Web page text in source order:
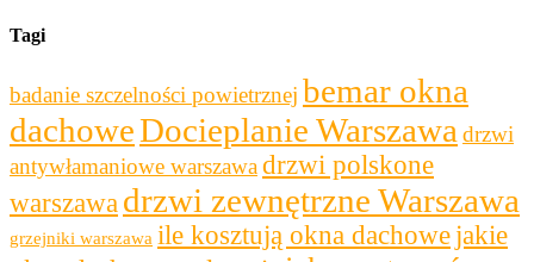
Tagi
badanie szczelności powietrznej bemar okna
dachoweDocieplanie Warszawa drzwi
antywłamaniowe warszawadrzwi polskone
warszawa drzwi zewnętrzne Warszawa
grzejniki warszawa ile kosztują okna dachowe jakie